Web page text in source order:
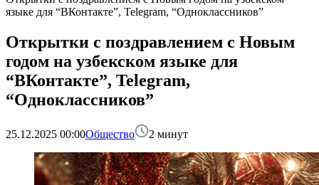
языке для “ВКонтакте”, Telegram, “Одноклассников”
Открытки с поздравлением с Новым
годом на узбекском языке для
“ВКонтакте”, Telegram,
“Одноклассников”
25.12.2025 00:00Общество 2 минут